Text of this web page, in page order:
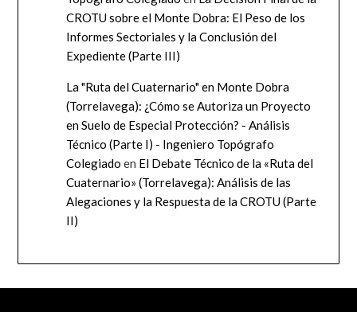
CROTU sobre el Monte Dobra: El Peso de los
Informes Sectoriales y la Conclusión del
Expediente (Parte III)
La "Ruta del Cuaternario" en Monte Dobra
(Torrelavega): ¿Cómo se Autoriza un Proyecto
en Suelo de Especial Protección? - Análisis
Técnico (Parte I) - Ingeniero Topógrafo
Colegiado en El Debate Técnico de la «Ruta del
Cuaternario» (Torrelavega): Análisis de las
Alegaciones y la Respuesta de la CROTU (Parte
II)